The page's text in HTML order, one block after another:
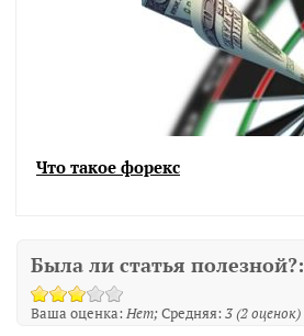
Что такое форекс
Была ли статья полезной?:
Ваша оценка:Нет Средняя:3(2оценок)